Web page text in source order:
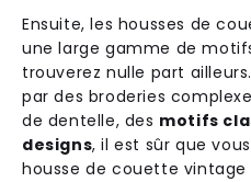
Ensuite, les housses de
une large gamme de
trouverez nulle part
par des broderies
de dentelle, des motifs
designs, il est sûr que
housse de couette vintage